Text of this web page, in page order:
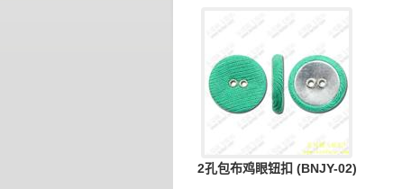
2孔包布鸡眼钮扣 (BNJY-02)